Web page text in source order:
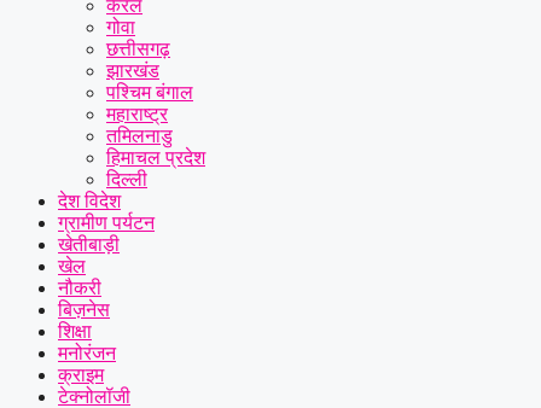
केरल
गोवा
छत्तीसगढ़
झारखंड
पश्चिम बंगाल
महाराष्ट्र
तमिलनाडु
हिमाचल प्रदेश
दिल्ली
देश विदेश
ग्रामीण पर्यटन
खेतीबाड़ी
खेल
नौकरी
बिज़नेस
शिक्षा
मनोरंजन
क्राइम
टेक्नोलॉजी